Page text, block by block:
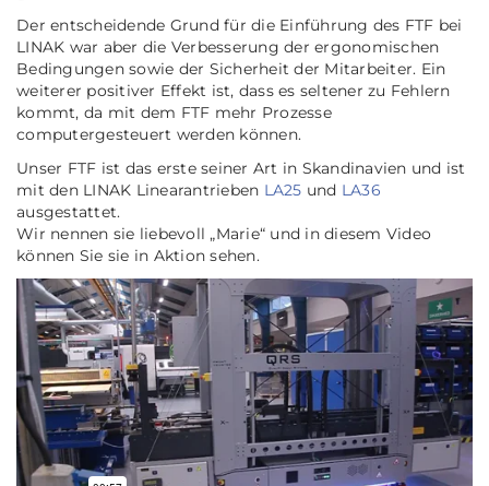
Der entscheidende Grund für die Einführung des FTF bei
LINAK war aber die Verbesserung der ergonomischen
Bedingungen sowie der Sicherheit der Mitarbeiter. Ein
weiterer positiver Effekt ist, dass es seltener zu Fehlern
kommt, da mit dem FTF mehr Prozesse
computergesteuert werden können.
Unser FTF ist das erste seiner Art in Skandinavien und ist
mit den LINAK Linearantrieben LA25 und LA36
ausgestattet.
Wir nennen sie liebevoll „Marie“ und in diesem Video
können Sie sie in Aktion sehen.